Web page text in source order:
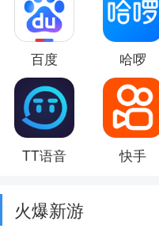
百度 哈啰
TT语音 快手
火爆新游